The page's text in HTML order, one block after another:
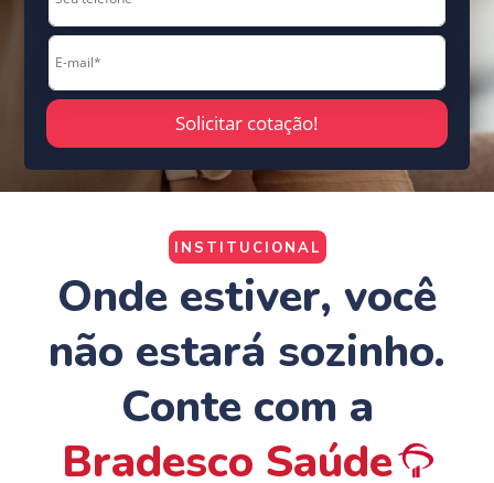
Solicitar cotação!
INSTITUCIONAL
Onde estiver, você
não estará sozinho.
Conte com a
Bradesco Saúde